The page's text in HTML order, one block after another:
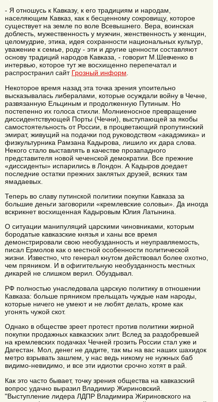
- Я отношусь к Кавказу, к его традициям и народам,
населяющим Кавказ, как к бесценному сокровищу, которое
существует на земле по воле Всевышнего. Вера, воинская
доблесть, мужественность у мужчин, женственность у женщин,
целомудрие, этика, идея сохранности национальных культур,
уважение к семье, роду - эти и другие ценности составляют
основу традиций народов Кавказа, - говорит М.Шевченко в
интервью, которое тут же восхищенно перепечатал и
распространил сайт Грозный информ
Некоторое время назад эта точка зрения упоительно
высказывалась либералами, которые осуждали войну в Чечне,
развязанную Ельциным и продолженную Путиным. Но
постепенно их голоса стихли. Молниеносное превращение
диссидентствующей Порты (Чечни), выступающей за якобы
самостоятельность от России, в процветающий пропутинский
эмират, живущий на подачки под руководством «акадэмика» и
физкультурника Рамзана Кадырова, лишило их дара слова.
Некого стало выставлять в качестве прозападного
представителя новой чеченской демократии. Все прежние
«диссиденты» испарились в Лондон. А Кадыров доедает
последние остатки прежних заклятых друзей, всяких там
ямадаевых.
Теперь во славу путинской политики покупки Кавказа за
большие деньги заговорили «кремлевские соловьи». Да иногда
вскрикнет восхищенная Кадыровым Юлия Латынина.
О ситуации манипуляций царскими чиновниками, которым
бородатые кавказские князья и ханы все время
демонстрировали свою необузданность и неуправляемость,
писал Ермолов как о местной особенности политической
жизни. Известно, что генерал кнутом действовал более охотно,
чем пряником. И в офигительную необузданность местных
дикарей не слишком верил. Обуздывал.
РФ полностью унаследовала царскую политику в отношении
Кавказа: больше пряником прельщать чуждые нам народы,
которые ничего не умеют и не любят делать, кроме как
угонять чужой скот.
Однако в обществе зреет протест против политики жирной
покупки продажных кавказских элит. Вслед за раздобревшей
на кремлевских подачках Чечней грозить России стал уже и
Дагестан. Мол, денег не дадите, так мы на вас наших шахидок
метро взрывать зашлем, у нас ведь никому не нужных баб
видимо-невидимо, и все эти идиотки срочно хотят в рай.
Как это часто бывает, точку зрения общества на кавказский
вопрос удачно выразил Владимир Жириновский.
"Выступление лидера ЛДПР Владимира Жириновского на